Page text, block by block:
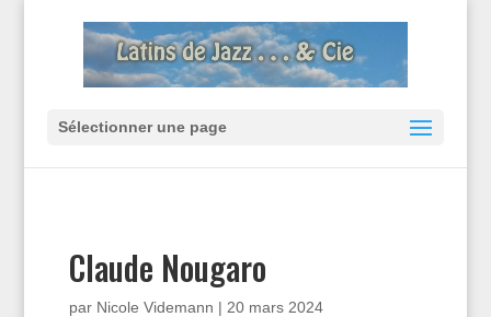
Sélectionner une page
Claude Nougaro
par Nicole Videmann | 20 mars 2024